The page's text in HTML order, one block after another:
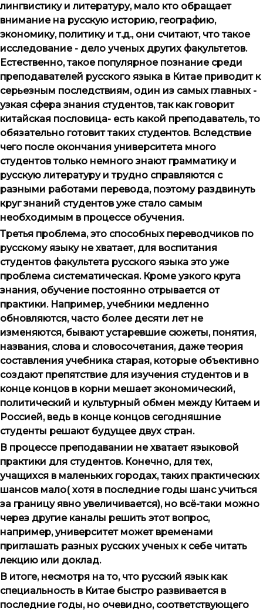
лингвистику и литературу, мало кто обращает
внимание на русскую историю, географию,
экономику, политику и т.д., они считают, что такое
исследование - дело ученых других факультетов.
Естественно, такое популярное познание среди
преподавателей русского языка в Китае приводит к
серьезным последствиям, один из самых главных -
узкая сфера знания студентов, так как говорит
китайская пословица- есть какой преподаватель, то
обязательно готовит таких студентов. Вследствие
чего после окончания университета много
студентов только немного знают грамматику и
русскую литературу и трудно справляются с
разными работами перевода, поэтому раздвинуть
круг знаний студентов уже стало самым
необходимым в процессе обучения.
Третья проблема, это способных переводчиков по
русскому языку не хватает, для воспитания
студентов факультета русского языка это уже
проблема систематическая. Кроме узкого круга
знания, обучение постоянно отрывается от
практики. Например, учебники медленно
обновляются, часто более десяти лет не
изменяются, бывают устаревшие сюжеты, понятия,
названия, слова и словосочетания, даже теория
составления учебника старая, которые объективно
создают препятствие для изучения студентов и в
конце концов в корни мешает экономический,
политический и культурный обмен между Китаем и
Россией, ведь в конце концов сегодняшние
студенты решают будущее двух стран.
В процессе преподавании не хватает языковой
практики для студентов. Конечно, для тех,
учащихся в маленьких городах, таких практических
шансов мало( хотя в последние годы шанс учиться
за границу явно увеличивается), но всё-таки можно
через другие каналы решить этот вопрос,
например, университет может временами
приглашать разных русских ученых к себе читать
лекцию или доклад.
В итоге, несмотря на то, что русский язык как
специальность в Китае быстро развивается в
последние годы, но очевидно, соответствующего